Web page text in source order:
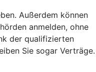
Außerdem können
anmelden, ohne
der qualifizierten
Sie sogar Verträge.